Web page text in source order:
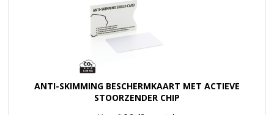
ANTI-SKIMMING BESCHERMKAART MET ACTIEVE
STOORZENDER CHIP